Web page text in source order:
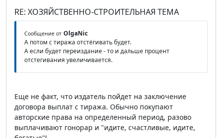
RE: ХОЗЯЙСТВЕННО-СТРОИТЕЛЬНАЯ ТЕМА
Сообщение от OlgaNic
А потом с тиража отстёгивать будет.
А если будет переиздание - то и дальше процент
отстегивания увеличивается.
Еще не факт, что издатель пойдет на заключение
договора выплат с тиража. Обычно покупают
авторские права на определенный период, разово
выплачивают гонорар и "идите, счастливые, идите,